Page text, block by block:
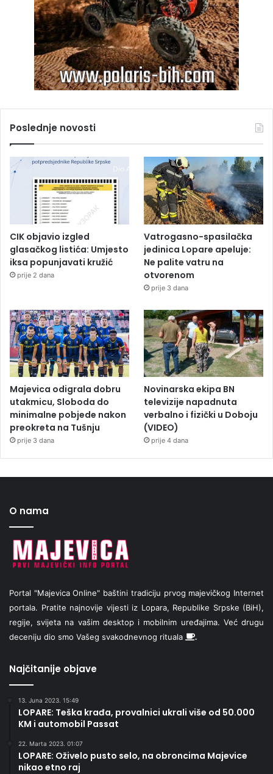
Poslednje novosti
CIK objavio izgled
glasačkog listića: Umjesto
iksa popunjavati kružić
prije 2 dana
Vatrogasno-spasilačka
jedinica Lopare apeluje:
Ne palite vatru na
otvorenom
prije 3 dana
Majevica odigrala dobru
utakmicu, Sloboda do
minimalne pobjede nakon
preokreta na Tušnju
prije 3 dana
Novinarska ekipa BN
televizije napadnuta
verbalno i fizički u Doboju
(VIDEO)
prije 4 dana
O nama
Portal "Majevica Online" baštini tradiciju prvog majevičkog Internet
portala. Pratite najnovije vijesti iz Lopara, Republike Srpske (BiH),
regije, svijeta na vašim desktop i mobilnim uređajima. Već drugu
deceniju dio smo Vašeg svakodnevnog rituala
.
Najčitanije objave
13. Juna 2023. 15:49
LOPARE: Teška krađa, provalnici ukrali više od 50.000
KM i automobil Passat
22. Marta 2023. 01:07
LOPARE: Oživelo pusto selo, na obroncima Majevice
nikao etno raj